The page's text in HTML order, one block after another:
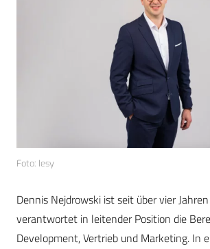
Foto: Iesy
Dennis Nejdrowski ist seit über vier
verantwortet in leitender Position die
Development, Vertrieb und Marketing. In